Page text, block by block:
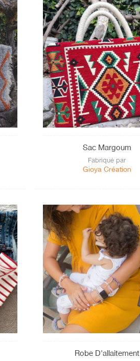
Sac Margoum
Fabriqué par
Gioya Création
Robe D'allaitement